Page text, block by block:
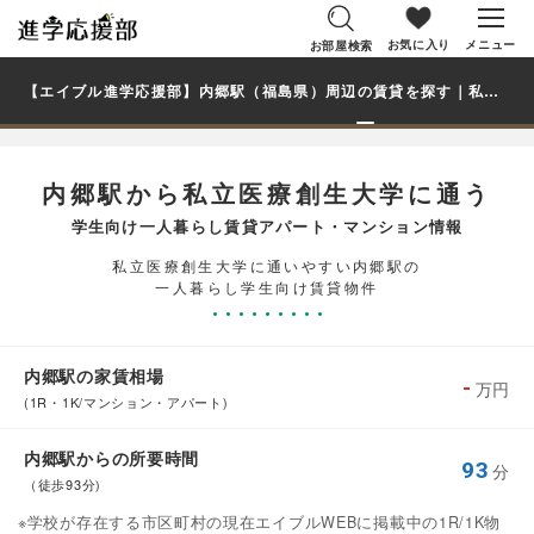
お部屋検索 お気に入り メニュー
【エイブル進学応援部】内郷駅（福島県）周辺の賃貸を探す｜私立医療創生大学学生・大学生の一人暮らし向け賃貸マンション・アパート
内郷駅から私立医療創生大学に通う
学生向け一人暮らし賃貸アパート・マンション情報
私立医療創生大学に通いやすい内郷駅の
一人暮らし学生向け賃貸物件
内郷駅の家賃相場
(1R・1K/マンション・アパート)
- 万円
内郷駅からの所要時間
（徒歩93分)
93 分
※学校が存在する市区町村の現在エイブルWEBに掲載中の1R/1K物